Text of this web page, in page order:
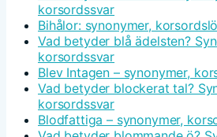
korsordssvar
Bihålor: synonymer,
Vad betyder blå ädelsten?
korsordssvar
Blev Intagen – synonymer,
Vad betyder blockerat tal?
korsordssvar
Blodfattiga – synonymer,